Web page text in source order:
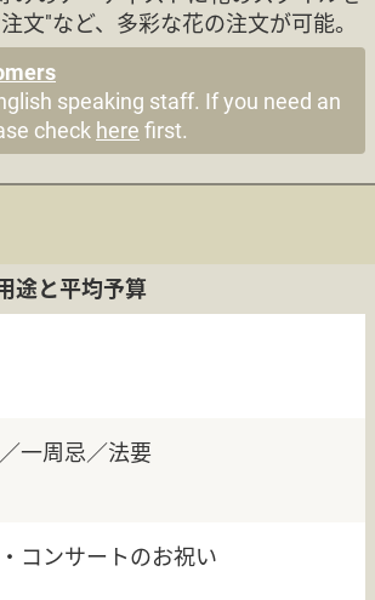
文"など、多彩な花の注文が可能。
speaking staff. If you need an
check here first.
途と平均予算
一周忌／法要
コンサートのお祝い